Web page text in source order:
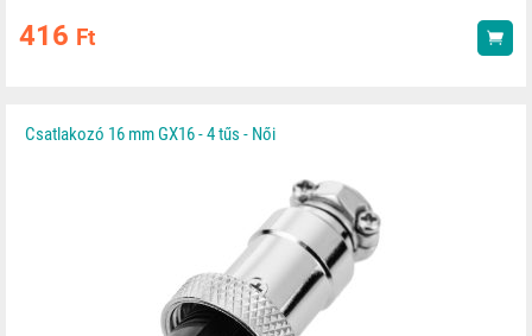
416 Ft
Csatlakozó 16 mm GX16 - 4 tűs - Női